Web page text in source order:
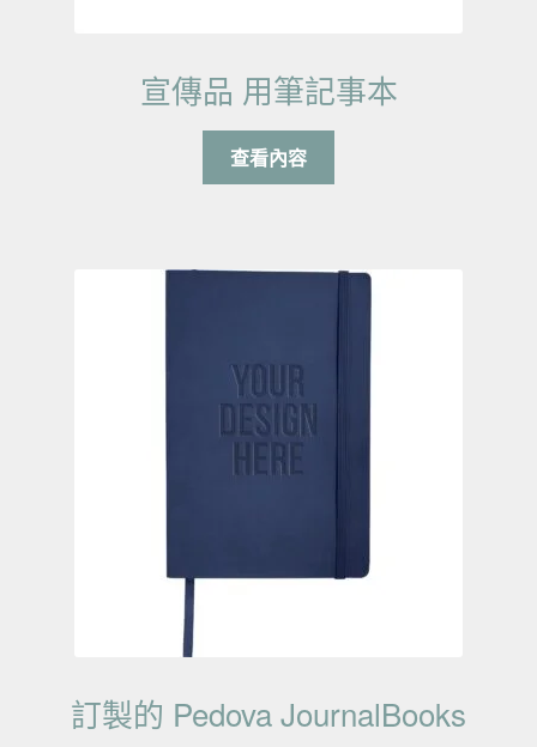
宣傳品 用筆記事本
查看內容
訂製的 Pedova JournalBooks